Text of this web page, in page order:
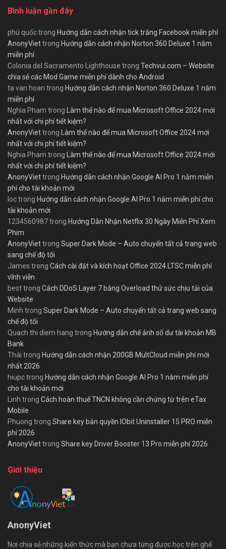
Bình luận gần đây
phú quốctrong Hướng dẫn cách nhận tick trắng Facebook miễn phí
AnonyViettrong Hướng dẫn cách nhận Norton 360 Deluxe 1 năm
miễn phí
Colonia del Sacramento Lighthouse trong Techvui.com – Website
chia sẻ các Mod Game miễn phí dành cho Android
ta van hoan trong Hướng dẫn cách nhận Norton 360 Deluxe 1 năm
miễn phí
Nghia Pham trong Làm thế nào để mua Microsoft Office 2024 mới
nhất với chi phí tiết kiệm?
AnonyViettrong Làm thế nào để mua Microsoft Office 2024 mới
nhất với chi phí tiết kiệm?
Nghia Pham trong Làm thế nào để mua Microsoft Office 2024 mới
nhất với chi phí tiết kiệm?
AnonyViettrong Hướng dẫn cách nhận Google AI Pro 1 năm miễn
phí cho tài khoản mới
loctrong Hướng dẫn cách nhận Google AI Pro 1 năm miễn phí cho
tài khoản mới
1234560987trong Hướng Dẫn Nhận Netflix 30 Ngày Miễn Phí Xem
Phim
AnonyViettrong Super Dark Mode – Auto chuyển tất cả trang web
sang chế độ tối
James trong Cách cài đặt và kích hoạt Office 2024 LTSC miễn phí
vĩnh viễn
besttrong Cách DDoS Layer 7 bằng Overload thử sức chịu tải của
Website
Minh trong Super Dark Mode – Auto chuyển tất cả trang web sang
chế độ tối
Quach thi diem hang trong Hướng dẫn chế ảnh số dư tài khoản MB
Bank
Thái trong Hướng dẫn cách nhận 200GB MultCloud miễn phí mới
nhất 2026
hiupctrong Hướng dẫn cách nhận Google AI Pro 1 năm miễn phí
cho tài khoản mới
Linh trong Cách hoàn thuế TNCN không cần chứng từ trên eTax
Mobile
Phuong trong Share key bản quyền IObit Uninstaller 15 PRO miễn
phí 2026
AnonyViettrong Share key Driver Booster 13 Pro miễn phí 2026
Giới thiệu
AnonyViet
Nơi chia sẻ những kiến thức mà bạn chưa từng được học trên ghế